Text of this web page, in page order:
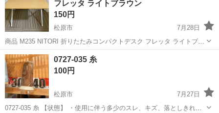
フレッタ ライトブラウン
150円
松原市
7月28日
商品 M235 NITORI 折りたたみコンパクトデスク フレッタ ライトブラ
ウン 品番 年式 色 ホワイト 寸法 横幅 500ｍｍ 奥行 450ｍ
ｍ 高さ 35...
大阪 松原市 季節、空調家電
0727-035 糸
100円
松原市
7月27日
0727-035 糸 【状態】 ・使用に伴う多少のスレ、キズ、落としきれな